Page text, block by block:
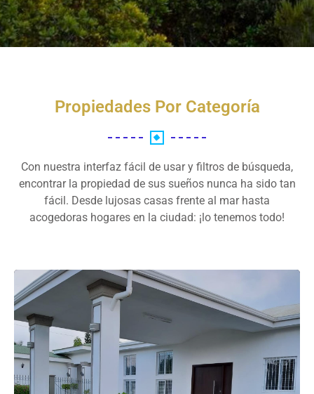
Propiedades Por Categoría
Con nuestra interfaz fácil de usar y filtros de búsqueda,
encontrar la propiedad de sus sueños nunca ha sido tan
fácil. Desde lujosas casas frente al mar hasta
acogedoras hogares en la ciudad: ¡lo tenemos todo!